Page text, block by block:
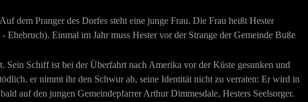
dem Pranger des Dorfes steht eine junge Frau. Die Frau heißt Hester
Einmal im Jahr muss Hester vor der Strange der Gemeinde Buße
Schiff ist bei der Überfahrt nach Amerika vor der Küste gesunken und
er nimmt ihr den Schwur ab, seine Identität nicht zu verraten: Er wird in
auf den jungen Gemeindepfarrer Arthur Dimmesdale, Hesters Seelsorger.